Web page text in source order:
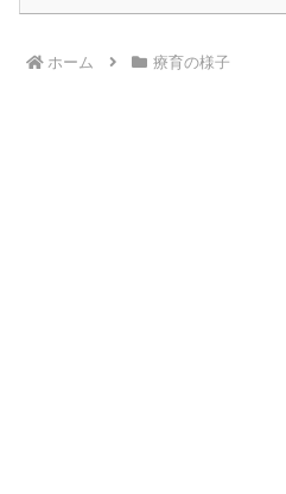
ホーム 療育の様子